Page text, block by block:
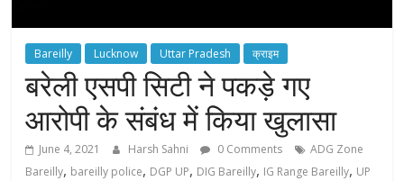
Bareilly Lucknow Uttar Pradesh क्राइम
बरेली एसपी सिटी ने पकड़े गए
आरोपी के संबंध में किया खुलासा
June 4, 2021 Harsh Sahni 0 Comments
ADG Zone
Bareilly, bareilly police, DGP UP, DIG Bareilly, IG Range Bareilly, UP